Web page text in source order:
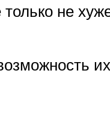
не